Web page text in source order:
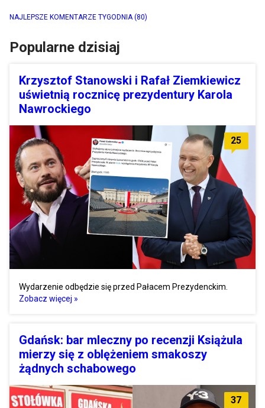
NAJLEPSZE KOMENTARZE TYGODNIA(80)
Popularne dzisiaj
Krzysztof Stanowski i Rafał Ziemkiewicz
uświetnią rocznicę prezydentury Karola
Nawrockiego
25
Wydarzenie odbędzie się przed Pałacem Prezydenckim.
Zobacz więcej »
Gdańsk: bar mleczny po recenzji Książula
mierzy się z oblężeniem smakoszy
żądnych schabowego
37